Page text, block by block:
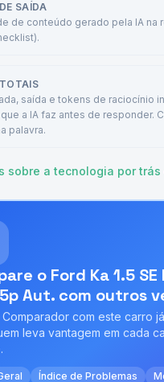
SAÍDA
de conteúdo gerado pela IA na
saída e tokens de raciocínio
a IA faz antes de responder.
palavra.
sobre a tecnologia por
o Ford Ka 1.5 SE
Aut. com outros
com este carro
leva vantagem em cada
Índice de Problemas